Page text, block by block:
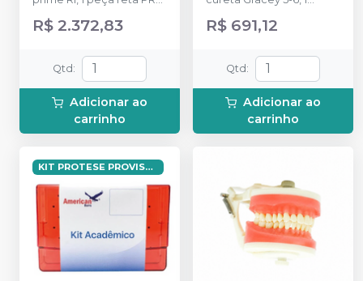
110 prime 1:1 PB, 1 alta
mochila, 1 óleo
lubrificante.
R$ 2.372,83
Qtd :
Adicionar ao
carrinho
cureta Gracey 11-12, 1
sonda exploradora nº5.
R$ 691,12
Qtd :
Adicionar ao
carrinho
KIT PROTESE PROVISORIA AMERICAN BURRS